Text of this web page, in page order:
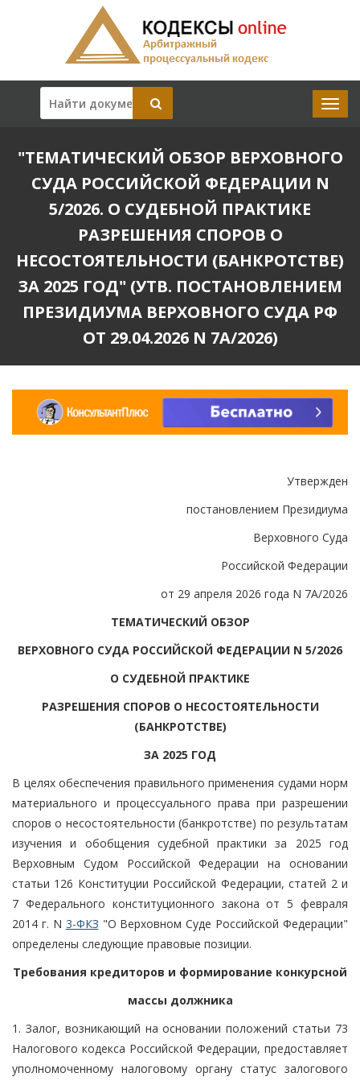
"ТЕМАТИЧЕСКИЙ ОБЗОР ВЕРХОВНОГО
СУДА РОССИЙСКОЙ ФЕДЕРАЦИИ N
5/2026. О СУДЕБНОЙ ПРАКТИКЕ
РАЗРЕШЕНИЯ СПОРОВ О
НЕСОСТОЯТЕЛЬНОСТИ (БАНКРОТСТВЕ)
ЗА 2025 ГОД" (УТВ. ПОСТАНОВЛЕНИЕМ
ПРЕЗИДИУМА ВЕРХОВНОГО СУДА РФ
ОТ 29.04.2026 N 7А/2026)
Утвержден
постановлением Президиума
Верховного Суда
Российской Федерации
от 29 апреля 2026 года N 7А/2026
ТЕМАТИЧЕСКИЙ ОБЗОР
ВЕРХОВНОГО СУДА РОССИЙСКОЙ ФЕДЕРАЦИИ N 5/2026
О СУДЕБНОЙ ПРАКТИКЕ
РАЗРЕШЕНИЯ СПОРОВ О НЕСОСТОЯТЕЛЬНОСТИ
(БАНКРОТСТВЕ)
ЗА 2025 ГОД
В целях обеспечения правильного применения судами норм
материального и процессуального права при разрешении
споров о несостоятельности (банкротстве) по результатам
изучения и обобщения судебной практики за 2025 год
Верховным Судом Российской Федерации на основании
статьи 126 Конституции Российской Федерации, статей 2 и
7 Федерального конституционного закона от 5 февраля
2014 г. N 3-ФКЗ "О Верховном Суде Российской Федерации"
определены следующие правовые позиции.
Требования кредиторов и формирование конкурсной
массы должника
1. Залог, возникающий на основании положений статьи 73
Налогового кодекса Российской Федерации, предоставляет
уполномоченному налоговому органу статус залогового